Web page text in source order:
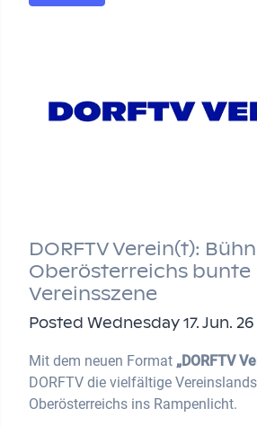
DORFTV Verein(t):
Oberösterreichs bunte
Vereinsszene
Posted Wednesday 17. Jun. 26
Mit dem neuen Format „DORFTV
DORFTV die vielfältige
Oberösterreichs ins Rampenlicht.